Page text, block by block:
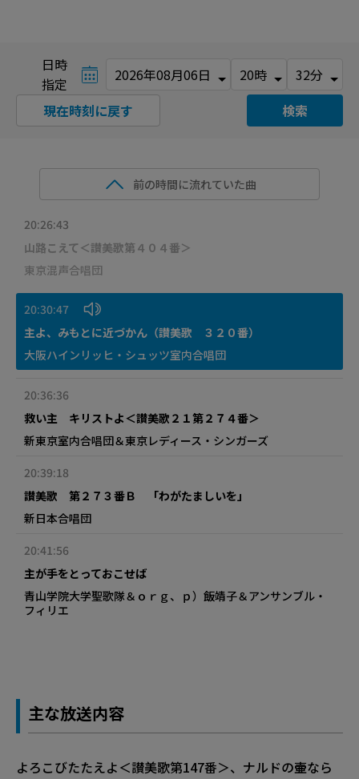
日時
指定
検索
現在時刻に戻す
前の時間に流れていた曲
20:26:43
山路こえて＜讃美歌第４０４番＞
東京混声合唱団
20:30:47
主よ、みもとに近づかん（讃美歌 ３２０番）
大阪ハインリッヒ・シュッツ室内合唱団
20:36:36
救い主 キリストよ＜讃美歌２１第２７４番＞
新東京室内合唱団＆東京レディース・シンガーズ
20:39:18
讃美歌 第２７３番Ｂ 「わがたましいを」
新日本合唱団
20:41:56
主が手をとっておこせば
青山学院大学聖歌隊＆ｏｒｇ、ｐ）飯靖子＆アンサンブル・
フィリエ
主な放送内容
よろこびたたえよ＜讃美歌第147番＞、ナルドの壷なら